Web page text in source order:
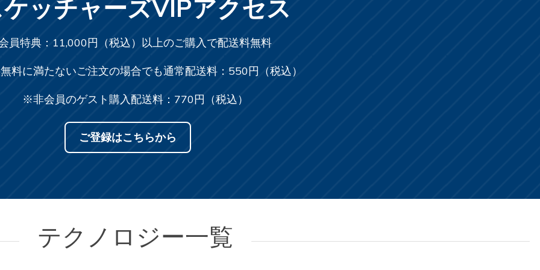
ッチャーズVIPアクセス
員特典：11,000円（税込）以上のご購入で配送料無料
料に満たないご注文の場合でも通常配送料：550円（税込）
※非会員のゲスト購入配送料：770円（税込）
ご登録はこちらから
テクノロジー一覧